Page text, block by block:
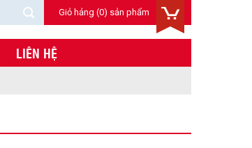
Giỏ hảng (0) sản phẩm
LIÊN HỆ